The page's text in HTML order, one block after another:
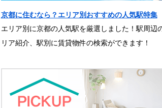
京都に住むなら？エリア別おすすめの人気駅特集
エリア別に京都の人気駅を厳選しました！駅周辺
リア紹介、駅別に賃貸物件の検索ができます！